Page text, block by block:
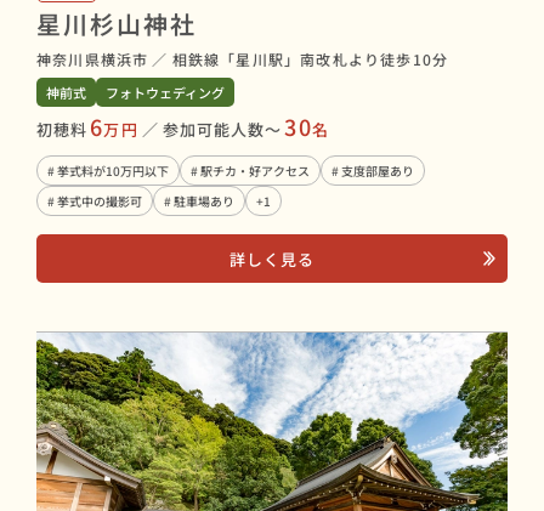
星川杉山神社
神奈川県横浜市 ／ 相鉄線「星川駅」南改札より徒歩10分
神前式 フォトウェディング
初穂料 6万円 ／ 参加可能人数〜30名
# 挙式料が10万円以下 # 駅チカ・好アクセス
# 支度部屋あり
# 挙式中の撮影可
# 駐車場あり +1
詳しく見る